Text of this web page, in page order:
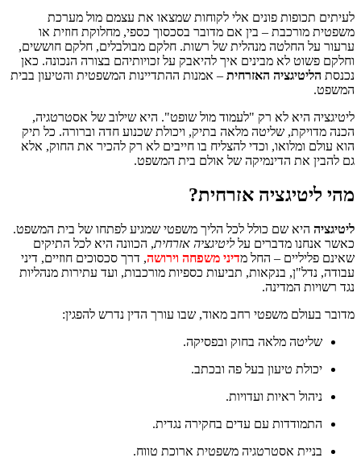
לעיתים תכופות פונים אלי לקוחות שמצאו את עצמם מול מערכת
משפטית מורכבת – בין אם מדובר בסכסוך כספי, מחלוקת חוזית או
ערעור על החלטה מנהלית של רשות. חלקם מבולבלים, חלקם חוששים,
וחלקם פשוט לא מבינים איך להיאבק על זכויותיהם בצורה הנכונה. כאן
נכנסת הליטיגציה האזרחית – אמנות ההתדיינות המשפטית והטיעון בבית
המשפט.
ליטיגציה היא לא רק "לעמוד מול שופט". היא שילוב של אסטרטגיה,
הכנה מדויקת, שליטה מלאה בתיק, ויכולת שכנוע חדה וברורה. כל תיק
הוא עולם ומלואו, וכדי להצליח בו חייבים לא רק להכיר את החוק, אלא
גם להבין את הדינמיקה של אולם בית המשפט.
מהי ליטיגציה אזרחית?
ליטיגציה היא שם כולל לכל הליך משפטי שמגיע לפתחו של בית המשפט.
כאשר אנחנו מדברים עלליטיגציה אזרחית, הכוונה היא לכל התיקים
שאינם פליליים – החל מדיני משפחה וירושה, דרך סכסוכים חוזיים, דיני
עבודה, נדל"ן, בנקאות, תביעות כספיות מורכבות, ועד עתירות מנהליות
נגד רשויות המדינה.
מדובר בעולם משפטי רחב מאוד, שבו עורך הדין נדרש להפגין:
שליטה מלאה בחוק ובפסיקה.
יכולת טיעון בעל פה ובכתב.
ניהול ראיות ועדויות.
התמודדות עם עדים בחקירה נגדית.
בניית אסטרטגיה משפטית ארוכת טווח.